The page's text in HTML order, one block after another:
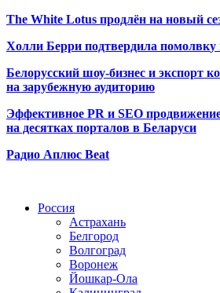
The White Lotus продлён на новый
Холли Берри подтвердила помолвку
Белорусский шоу-бизнес и экспорт
на зарубежную аудиторию
Эффективное PR и SEO
на десятках порталов в Беларуси
Радио Аплюс Beat
Россия
Астрахань
Белгород
Волгоград
Воронеж
Йошкар-Ола